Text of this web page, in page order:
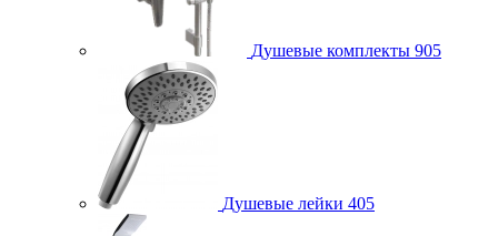
Душевые комплекты 905
Душевые лейки 405